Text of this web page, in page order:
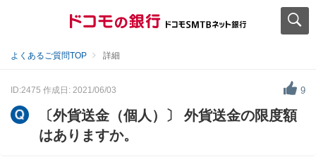
よくあるご質問TOP 詳細
ID:2475 作成日: 2021/06/03 9
〔外貨送金（個人）〕 外貨送金の限度額
はありますか。